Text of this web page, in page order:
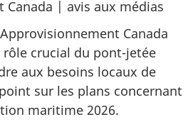
| avis aux médias
Canada
rôle crucial du pont-jetée
aux besoins locaux de
sur les plans concernant
maritime 2026.